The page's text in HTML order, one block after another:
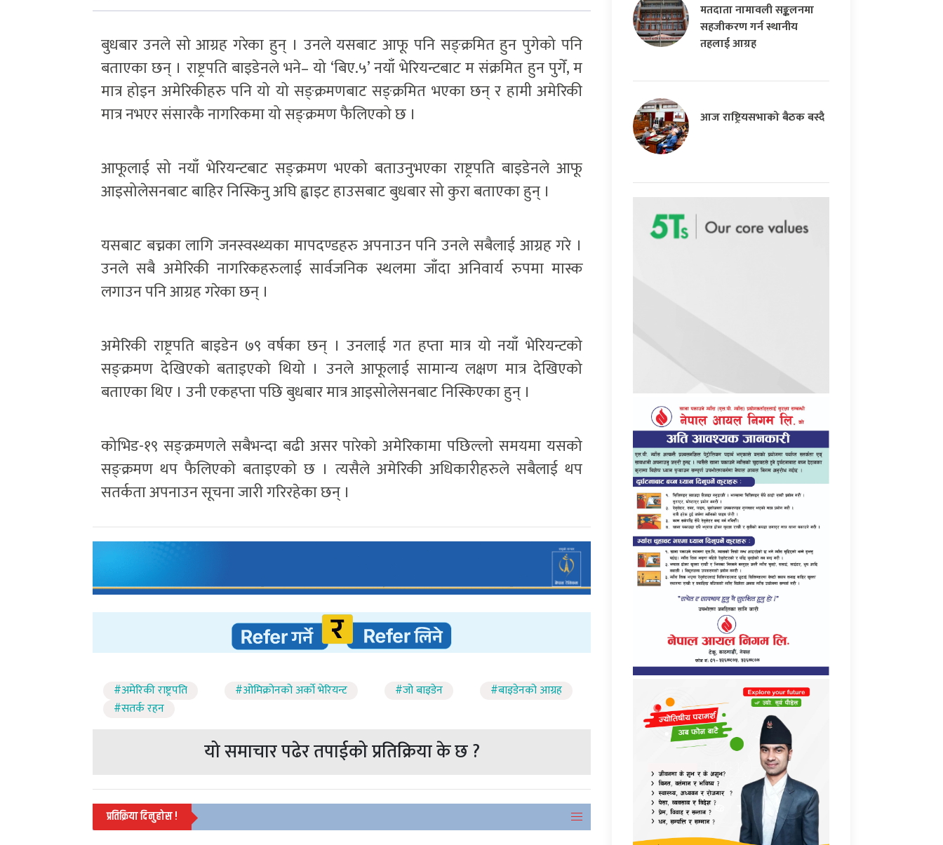
बुधबार उनले सो आग्रह गरेका हुन् । उनले यसबाट आफू पनि सङ्क्रमित हुन पुगेको पनि
बताएका छन् । राष्ट्रपति बाइडेनले भने– यो ‘बिए.५’ नयाँ भेरियन्टबाट म संक्रमित हुन पुगेँ, म
मात्र होइन अमेरिकीहरु पनि यो यो सङ्क्रमणबाट सङ्क्रमित भएका छन् र हामी अमेरिकी
मात्र नभएर संसारकै नागरिकमा यो सङ्क्रमण फैलिएको छ ।
आफूलाई सो नयाँ भेरियन्टबाट सङ्क्रमण भएको बताउनुभएका राष्ट्रपति बाइडेनले आफू
आइसोलेसनबाट बाहिर निस्किनु अघि ह्वाइट हाउसबाट बुधबार सो कुरा बताएका हुन् ।
यसबाट बच्नका लागि जनस्वस्थ्यका मापदण्डहरु अपनाउन पनि उनले सबैलाई आग्रह गरे ।
उनले सबै अमेरिकी नागरिकहरुलाई सार्वजनिक स्थलमा जाँदा अनिवार्य रुपमा मास्क
लगाउन पनि आग्रह गरेका छन् ।
अमेरिकी राष्ट्रपति बाइडेन ७९ वर्षका छन् । उनलाई गत हप्ता मात्र यो नयाँ भेरियन्टको
सङ्क्रमण देखिएको बताइएको थियो । उनले आफूलाई सामान्य लक्षण मात्र देखिएको
बताएका थिए । उनी एकहप्ता पछि बुधबार मात्र आइसोलेसनबाट निस्किएका हुन् ।
कोभिड-१९ सङ्क्रमणले सबैभन्दा बढी असर पारेको अमेरिकामा पछिल्लो समयमा यसको
सङ्क्रमण थप फैलिएको बताइएको छ । त्यसैले अमेरिकी अधिकारीहरुले सबैलाई थप
सतर्कता अपनाउन सूचना जारी गरिरहेका छन् ।
#अमेरिकी राष्ट्रपति #ओमिक्रोनको अर्काे भेरियन्ट #जो बाइडेन
#बाइडेनको आग्रह
#सतर्क रहन
यो समाचार पढेर तपाईको प्रतिक्रिया के छ ?
प्रतिक्रिया दिनुहोस !
मतदाता नामावली सङ्कलनमा
सहजीकरण गर्न स्थानीय
तहलाई आग्रह
आज राष्ट्रियसभाको बैठक बस्दै